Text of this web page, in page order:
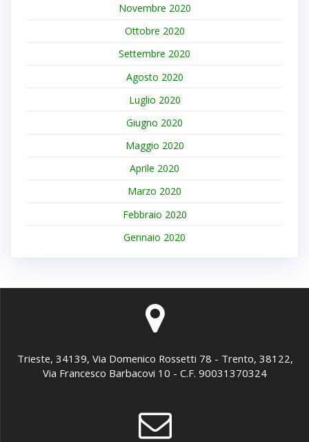
Novembre 2020
Ottobre 2020
Settembre 2020
Agosto 2020
Luglio 2020
Giugno 2020
Maggio 2020
Aprile 2020
Marzo 2020
Febbraio 2020
Gennaio 2020
Trieste, 34139, Via Domenico Rossetti 78 - Trento, 38122,
Via Francesco Barbacovi 10 - C.F. 90031370324